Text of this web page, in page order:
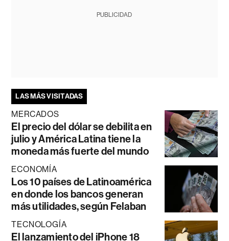
PUBLICIDAD
LAS MÁS VISITADAS
MERCADOS
El precio del dólar se debilita en
julio y América Latina tiene la
moneda más fuerte del mundo
ECONOMÍA
Los 10 países de Latinoamérica
en donde los bancos generan
más utilidades, según Felaban
TECNOLOGÍA
El lanzamiento del iPhone 18